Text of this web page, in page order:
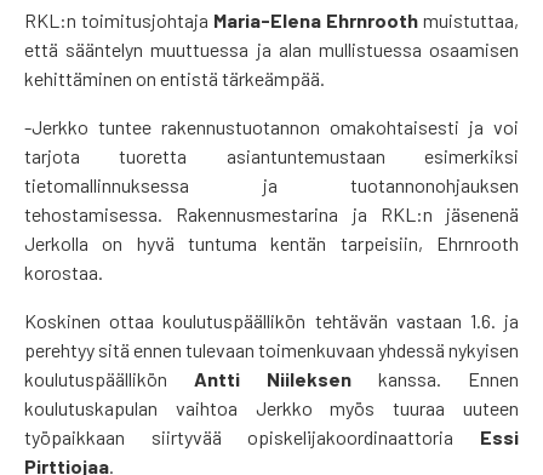
RKL:n toimitusjohtaja Maria-Elena Ehrnrooth muistuttaa,
että sääntelyn muuttuessa ja alan mullistuessa osaamisen
kehittäminen on entistä tärkeämpää.
-Jerkko tuntee rakennustuotannon omakohtaisesti ja voi
tarjota tuoretta asiantuntemustaan esimerkiksi
tietomallinnuksessa ja tuotannonohjauksen
tehostamisessa. Rakennusmestarina ja RKL:n jäsenenä
Jerkolla on hyvä tuntuma kentän tarpeisiin, Ehrnrooth
korostaa.
Koskinen ottaa koulutuspäällikön tehtävän vastaan 1.6. ja
perehtyy sitä ennen tulevaan toimenkuvaan yhdessä nykyisen
koulutuspäällikön Antti Niileksen kanssa. Ennen
koulutuskapulan vaihtoa Jerkko myös tuuraa uuteen
työpaikkaan siirtyvää opiskelijakoordinaattoria Essi
Pirttiojaa.